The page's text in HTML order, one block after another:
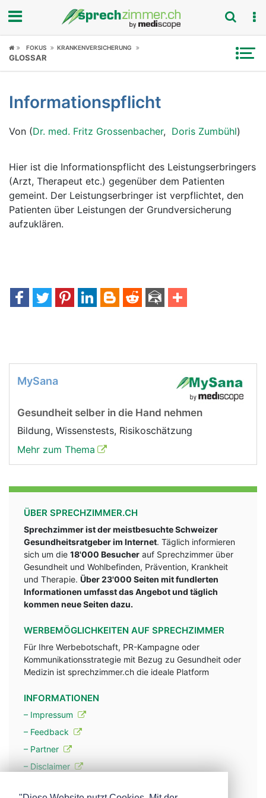
Fokus
Symptome
Untersuchungen
News
Ratgeber
Rubriken
FOKUS KRANKENVERSICHERUNG
GLOSSAR
Informationspflicht
Von (Dr. med. Fritz Grossenbacher, Doris Zumbühl)
Hier ist die Informationspflicht des Leistungserbringers
(Arzt, Therapeut etc.) gegenüber dem Patienten
gemeint. Der Leistungserbringer ist verpflichtet, den
Patienten über Leistungen der Grundversicherung
aufzuklären.
MySana
Gesundheit selber in die Hand nehmen
Bildung, Wissenstests, Risikoschätzung
Mehr zum Thema
ÜBER SPRECHZIMMER.CH
Sprechzimmer ist der meistbesuchte Schweizer
Gesundheitsratgeber im Internet. Täglich informieren
sich um die 18'000 Besucher auf Sprechzimmer über
Gesundheit und Wohlbefinden, Prävention, Krankheit
und Therapie. Über 23'000 Seiten mit fundlerten
Informationen umfasst das Angebot und täglich
kommen neue Seiten dazu.
WERBEMÖGLICHKEITEN AUF SPRECHZIMMER
Für Ihre Werbebotschaft, PR-Kampagne oder
Kommunikationsstrategie mit Bezug zu Gesundheit oder
Medizin ist sprechzimmer.ch die ideale Platform
INFORMATIONEN
– Impressum
– Feedback
– Partner
– Disclaimer